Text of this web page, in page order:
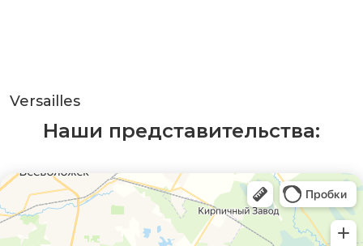
Versailles
Наши представительства: